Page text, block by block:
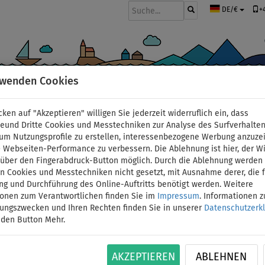
Cookies
auf "Akzeptieren" willigen Sie jederzeit widerruflich ein, dass
Dritte Cookies und Messtechniken zur Analyse des
Nutzungsprofile zu erstellen, interessenbezogene Werbung
Webseiten-Performance zu verbessern. Die Ablehnung ist hier, der
den Fingerabdruck-Button möglich. Durch die Ablehnung werden
Cookies und Messtechniken nicht gesetzt, mit Ausnahme derer, die
und Durchführung des Online-Auftritts benötigt werden. Weitere
zum Verantwortlichen finden Sie im
Impressum. Informationen
und Ihren Rechten finden Sie in unserer
Button Mehr.
AKZEPTIEREN ABLEHNEN
DE/€
T-Shirt Herren
kurzarm - Größe: XS
Herren-Lycra von PADDLEFASHION.COM
eintauchen kühlt es angenehm ab und